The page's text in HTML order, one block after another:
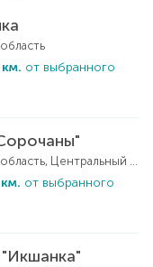
от выбранного
от выбранного